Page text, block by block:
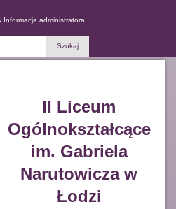
Informacja administratora
II Liceum
Ogólnokształcące
im. Gabriela
Narutowicza w
Łodzi